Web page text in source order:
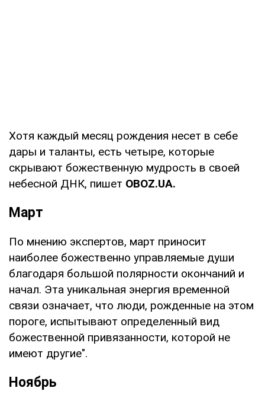
Хотя каждый месяц рождения несет в себе
дары и таланты, есть четыре, которые
скрывают божественную мудрость в своей
небесной ДНК, пишет OBOZ.UA.
Март
По мнению экспертов, март приносит
наиболее божественно управляемые души
благодаря большой полярности окончаний и
начал. Эта уникальная энергия временной
связи означает, что люди, рожденные на этом
пороге, испытывают определенный вид
божественной привязанности, которой не
имеют другие".
Ноябрь